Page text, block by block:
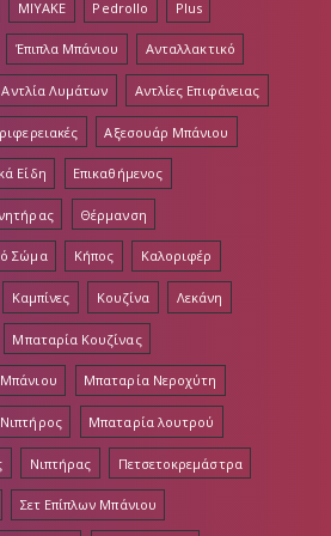
MIYAKE Pedrollo Plus
Έπιπλα Μπάνιου Ανταλλακτικό
Αντλία Λυμάτων Αντλίες Επιφάνειας
Αξεσουάρ Μπάνιου
Είδη Επικαθήμενος
Θέρμανση
Σώμα Κήπος Καλοριφέρ
Καμπίνες Κουζίνα Λεκάνη
Μπαταρία Κουζίνας
Μπαταρία Νεροχύτη
Μπαταρία λουτρού
Νιπτήρας Πετσετοκρεμάστρα
Σετ Επίπλων Μπάνιου